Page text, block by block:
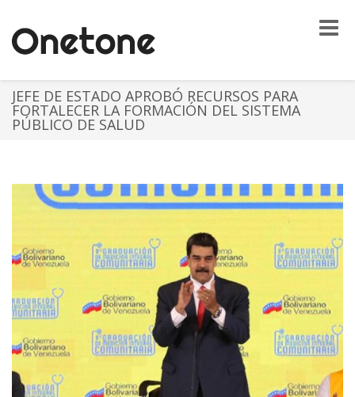
Toggle
JEFE DE ESTADO APROBÓ RECURSOS PARA
FORTALECER LA FORMACIÓN DEL SISTEMA
PÚBLICO DE SALUD